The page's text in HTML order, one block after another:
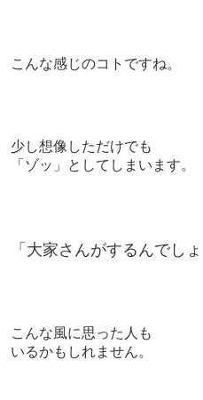
こんな感じのコトですね。
少し想像しただけでも
「ゾッ」としてしまいます。
「大家さんがするんでしょ
こんな風に思った人も
いるかもしれません。